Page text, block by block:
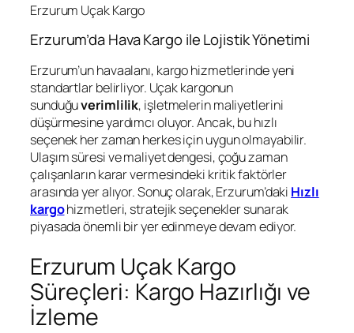
Erzurum Uçak Kargo
Erzurum’da Hava Kargo ile Lojistik Yönetimi
Erzurum’un havaalanı, kargo hizmetlerinde yeni
standartlar belirliyor. Uçak kargonun
sunduğuverimlilik, işletmelerin maliyetlerini
düşürmesine yardımcı oluyor. Ancak, bu hızlı
seçenek her zaman herkes için uygun olmayabilir.
Ulaşım süresi ve maliyet dengesi, çoğu zaman
çalışanların karar vermesindeki kritik faktörler
arasında yer alıyor. Sonuç olarak, Erzurum’daki Hızlı
kargohizmetleri, stratejik seçenekler sunarak
piyasada önemli bir yer edinmeye devam ediyor.
Erzurum Uçak Kargo
Süreçleri: Kargo Hazırlığı ve
İzleme